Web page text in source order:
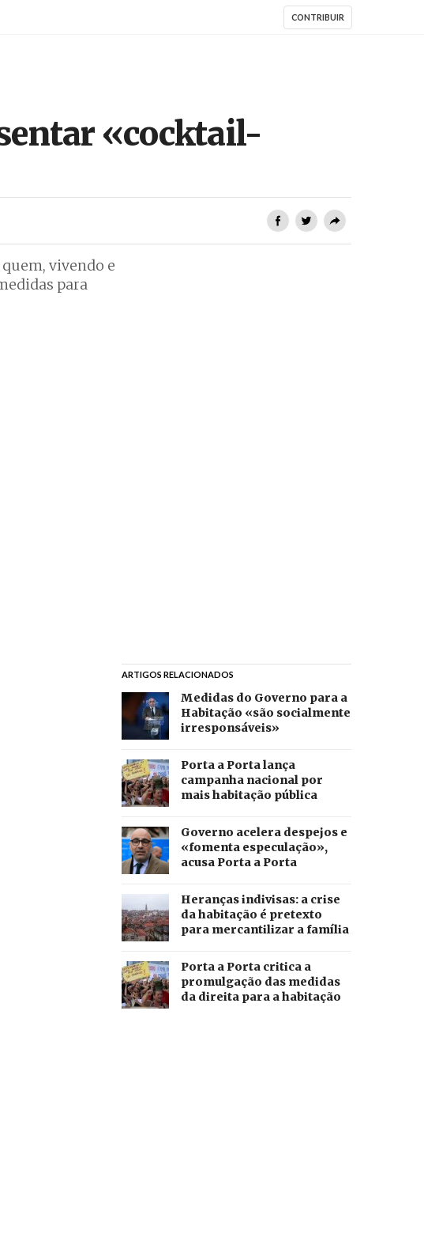
CONTRIBUIR
«cocktail-
vivendo e
para
ARTIGOS RELACIONADOS
Medidas do Governo para a
Habitação «são socialmente
irresponsáveis»
Porta a Porta lança
campanha nacional por
mais habitação pública
Governo acelera despejos e
«fomenta especulação»,
acusa Porta a Porta
Heranças indivisas: a crise
da habitação é pretexto
para mercantilizar a família
Porta a Porta critica a
promulgação das medidas
da direita para a habitação